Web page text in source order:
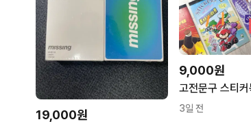
19,000원
9,000원
3일 전